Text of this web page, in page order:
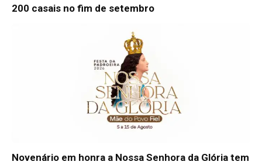
200 casais no fim de setembro
Novenário em honra a Nossa Senhora da Glória tem